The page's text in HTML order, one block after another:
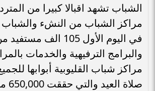
الشباب تشهد اقبالا كبيرا من
مراكز الشباب من النشء والشباب
في اليوم الأول 105 الف
والبرامج الترفيهية والخدمات
مراكز شباب القليوبية أبوابها